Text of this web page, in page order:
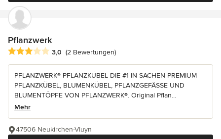
Pflanzwerk
Durchschnittliche Bewertung: 3 von 5 Sternen
3,0 (2 Bewertungen)
PFLANZWERK® PFLANZKÜBEL DIE #1 IN SACHEN PREMIUM
PFLANZKÜBEL, BLUMENKÜBEL, PFLANZGEFÄSSE UND
BLUMENTÖPFE VON PFLANZWERK®. Original Pflan...
Mehr
47506 Neukirchen-Vluyn